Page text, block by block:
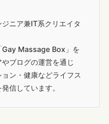
ニア兼IT系クリエイタ
Gay Massage Box」を
ブログの運営を通じ
ン・健康などライフス
信しています。